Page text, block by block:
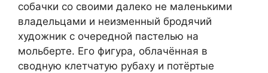
собачки со своими далеко не маленькими
владельцами и неизменный бродячий
художник с очередной пастелью на
мольберте. Его фигура, облачённая в
сводную клетчатую рубаху и потёртые